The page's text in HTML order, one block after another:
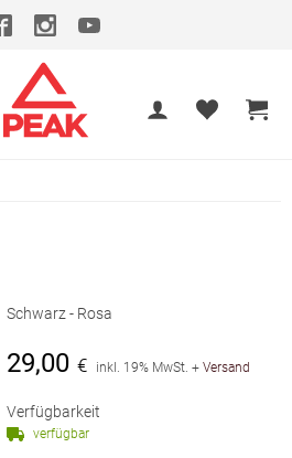
Schwarz - Rosa
29,00 € inkl. 19% MwSt. +Versand
Verfügbarkeit
verfügbar